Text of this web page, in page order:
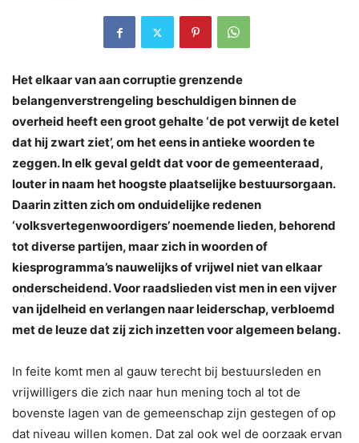
Het elkaar van aan corruptie grenzende
belangenverstrengeling beschuldigen binnen de
overheid heeft een groot gehalte ‘de pot verwijt de ketel
dat hij zwart ziet’, om het eens in antieke woorden te
zeggen. In elk geval geldt dat voor de gemeenteraad,
louter in naam het hoogste plaatselijke bestuursorgaan.
Daarin zitten zich om onduidelijke redenen
‘volksvertegenwoordigers’ noemende lieden, behorend
tot diverse partijen, maar zich in woorden of
kiesprogramma’s nauwelijks of vrijwel niet van elkaar
onderscheidend. Voor raadslieden vist men in een vijver
van ijdelheid en verlangen naar leiderschap, verbloemd
met de leuze dat zij zich inzetten voor algemeen belang.
In feite komt men al gauw terecht bij bestuursleden en
vrijwilligers die zich naar hun mening toch al tot de
bovenste lagen van de gemeenschap zijn gestegen of op
dat niveau willen komen. Dat zal ook wel de oorzaak ervan